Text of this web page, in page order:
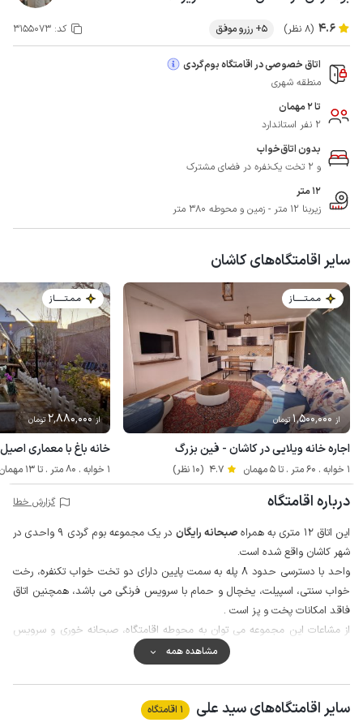
4.6 (8 نظر) 5+ رزرو موفق کد: 3155073
اتاق خصوصی در اقامتگاه بوم‌گردی
منطقه شهری
تا 2 مهمان
2 نفر استاندارد
بدون اتاق‌خواب
و 2 تخت یک‌نفره در فضای مشترک
12 متر
زیربنا 12 متر - زمین و محوطه 380 متر
سایر اقامتگاه‌های کاشان
مـمـتــــــاز
از 1٬500٬000تومان
اجاره خانه ویلایی در کاشان - فین بزرگ
1 خوابه . 60 متر . تا 5 مهمان 4.7 (10 نظر)
مـمـتــــــاز
از 2٬880٬000 تومان
خانه باغ با معماری
1 خوابه . 80 متر . تا 13 مهمان
درباره اقامتگاه گزارش خطا
این اتاق 12 متری به همراه صبحانه رایگان
در یک مجموعه بوم گردی 9 واحدی در
شهر کاشان واقع شده است.
واحد با دسترسی حدود 8 پله به سمت پایین دارای دو تخت خواب تکنفره، رخت
خواب سنتی، اسپیلت، یخچال و حمام با سرویس فرنگی می باشد، همچنین اتاق
فاقد امکانات پخت و پز است .
از مشاعات این مجموعه می توان به محوطه اقامتگاه، صبحانه خوری و سرویس
اطراف محوطه مجموعه با دیوار محصور و مجهز به دوربین مداربسته است،
همچنین نگهبان نیز در محوطه حضور دارد.
مشاهده همه
سایر اقامتگاه‌های سید علی 1 اقامتگاه